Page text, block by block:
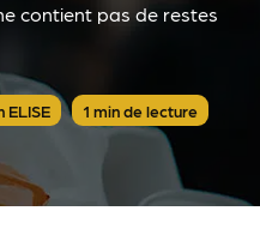
contient pas de restes
1 min de lecture